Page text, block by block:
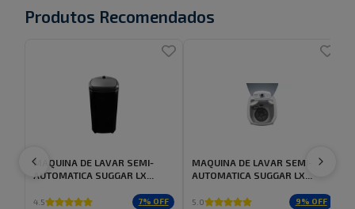
Produtos Recomendados
MAQUINA DE LAVAR SEMI-
AUTOMATICA SUGGAR LX...
4.5 7% OFF
MAQUINA DE LAVAR SEMI-
AUTOMATICA SUGGAR LX...
5.0 9% OFF